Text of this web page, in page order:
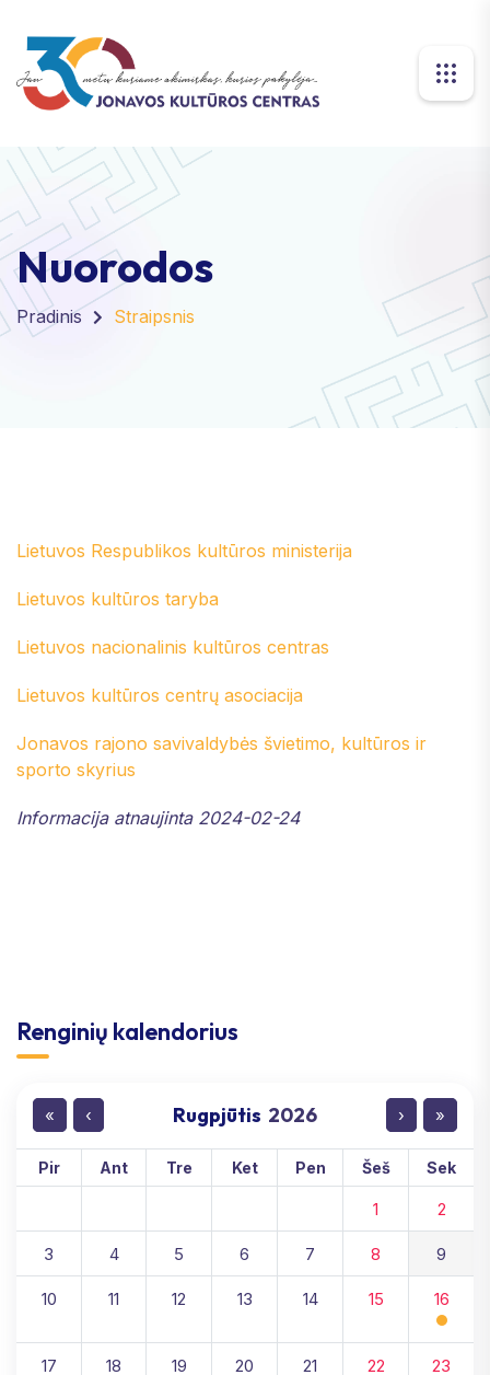
Nuorodos
Pradinis Straipsnis
Lietuvos Respublikos kultūros ministerija
Lietuvos kultūros taryba
Lietuvos nacionalinis kultūros centras
Lietuvos kultūros centrų asociacija
Jonavos rajono savivaldybės švietimo, kultūros ir
sporto skyrius
Informacija atnaujinta 2024-02-24
Renginių kalendorius
« ‹ Rugpjūtis 2026 › »
Pir Ant Tre Ket Pen Šeš Sek
1 2
3 4 5 6 7 8 9
10 11 12 13 14 15 16
17 18 19 20 21 22 23